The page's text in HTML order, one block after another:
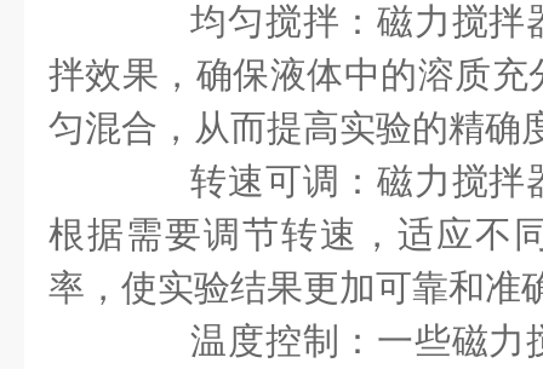
均匀搅拌：磁力搅拌
拌效果，确保液体中的溶质
匀混合，从而提高实验的精确
转速可调：磁力搅拌
根据需要调节转速，适应不
率，使实验结果更加可靠和准
温度控制：一些磁力